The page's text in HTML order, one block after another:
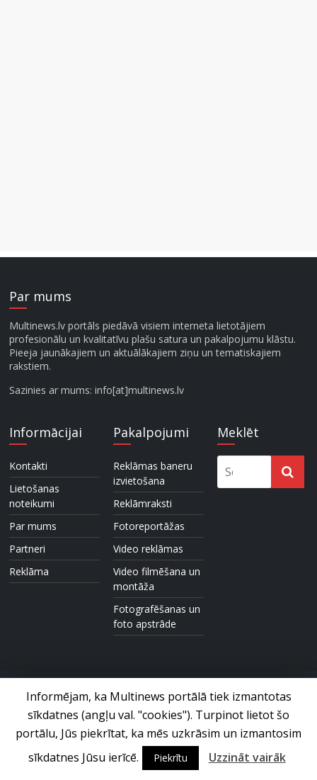
Par mums
Multinews.lv portāls piedāvā visiem interneta lietotājiem
profesionālu un kvalitatīvu plašu satura un pakalpojumu klāstu.
Pieeja jaunākajiem un aktuālākajiem ziņu un tematiskajiem
rakstiem.
Sazinies ar mums: info[at]multinews.lv
Informācijai
Kontakti
Lietošanas
noteikumi
Par mums
Partneri
Reklāma
Pakalpojumi
Reklāmas baneru
izvietošana
Reklāmraksti
Fotoreportāžas
Video reklāmas
Video filmēšana un
montāža
Fotografēšanas un
foto apstrāde
Meklēt
Foto un video ziņu portāls © 2017 Multinews.lv. Visas tiesības
paturētas.
Informējam, ka Multinews portālā tiek izmantotas
sīkdatnes (angļu val. "cookies"). Turpinot lietot šo
portālu, Jūs piekrītat, ka mēs uzkrāsim un izmantosim
sīkdatnes Jūsu ierīcē.
Piekrītu Uzzināt vairāk